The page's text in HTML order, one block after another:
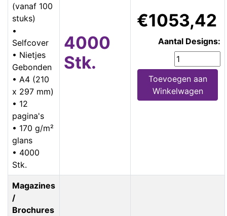
(vanaf 100
stuks)
•
Selfcover
• Nietjes
Gebonden
• A4 (210
x 297 mm)
• 12
pagina's
• 170 g/m²
glans
• 4000
Stk.
4000
Stk.
€1053,42
Aantal Designs:
Toevoegen aan
Winkelwagen
Magazines
/
Brochures